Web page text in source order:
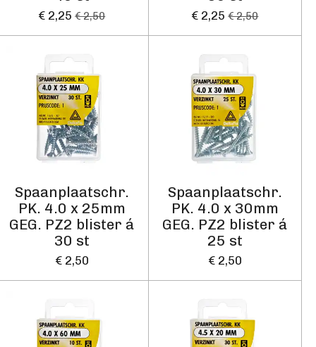
€ 2,25 € 2,50 € 2,25 € 2,50
Spaanplaatschr.
PK. 4.0 x 25mm
GEG. PZ2 blister á
30 st
€ 2,50
Spaanplaatschr.
PK. 4.0 x 30mm
GEG. PZ2 blister á
25 st
€ 2,50